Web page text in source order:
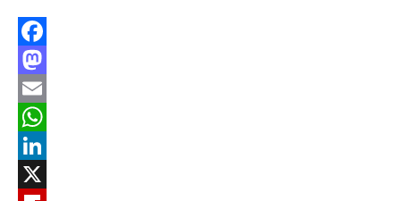
Facebook
Mastodon
Email
WhatsApp
LinkedIn